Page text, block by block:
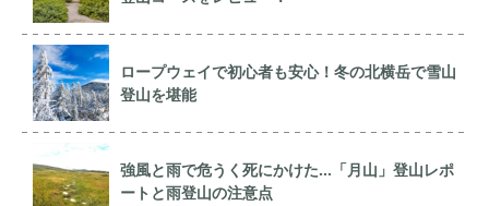
ロープウェイで初心者も安心！冬の北横岳で雪山
登山を堪能
強風と雨で危うく死にかけた…「月山」登山レポ
ートと雨登山の注意点